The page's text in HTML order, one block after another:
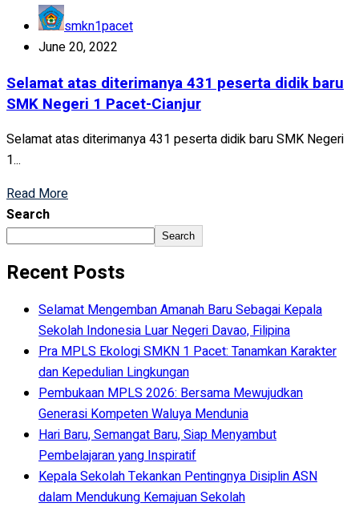
smkn1pacet
June 20, 2022
Selamat atas diterimanya 431 peserta didik baru
SMK Negeri 1 Pacet-Cianjur
Selamat atas diterimanya 431 peserta didik baru SMK Negeri
1...
Read More
Search
Search
Recent Posts
Selamat Mengemban Amanah Baru Sebagai Kepala
Sekolah Indonesia Luar Negeri Davao, Filipina
Pra MPLS Ekologi SMKN 1 Pacet: Tanamkan Karakter
dan Kepedulian Lingkungan
Pembukaan MPLS 2026: Bersama Mewujudkan
Generasi Kompeten Waluya Mendunia
Hari Baru, Semangat Baru, Siap Menyambut
Pembelajaran yang Inspiratif
Kepala Sekolah Tekankan Pentingnya Disiplin ASN
dalam Mendukung Kemajuan Sekolah